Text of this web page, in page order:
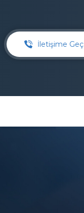
İletişime Geç